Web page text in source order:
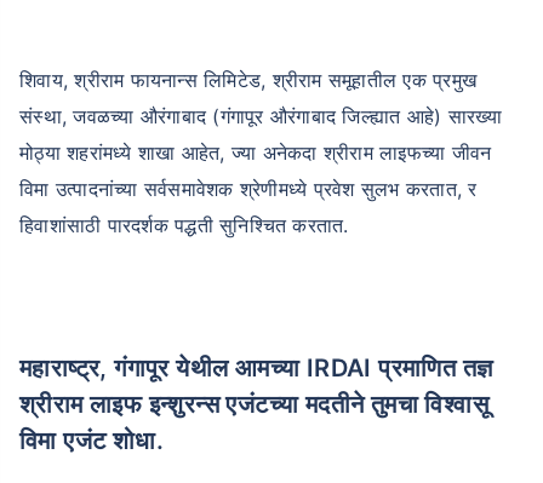
शिवाय, श्रीराम फायनान्स लिमिटेड, श्रीराम समूहातील एक प्रमुख
संस्था, जवळच्या औरंगाबाद (गंगापूर औरंगाबाद जिल्ह्यात आहे) सारख्या
मोठ्या शहरांमध्ये शाखा आहेत, ज्या अनेकदा श्रीराम लाइफच्या जीवन
विमा उत्पादनांच्या सर्वसमावेशक श्रेणीमध्ये प्रवेश सुलभ करतात, र
हिवाशांसाठी पारदर्शक पद्धती सुनिश्चित करतात.
महाराष्ट्र, गंगापूर येथील आमच्या IRDAI प्रमाणित तज्ञ
श्रीराम लाइफ इन्शुरन्स एजंटच्या मदतीने तुमचा विश्वासू
विमा एजंट शोधा.